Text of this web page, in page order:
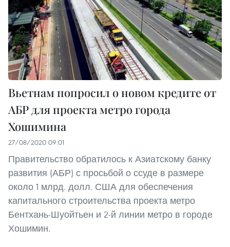
Вьетнам попросил о новом кредите от
АБР для проекта метро города
Хошимина
27/08/2020 09:01
Правительство обратилось к Азиатскому банку
развития (АБР) с просьбой о ссуде в размере
около 1 млрд. долл. США для обеспечения
капитального строительства проекта метро
Бентхань-Шуойтьен и 2-й линии метро в городе
Хошимин.